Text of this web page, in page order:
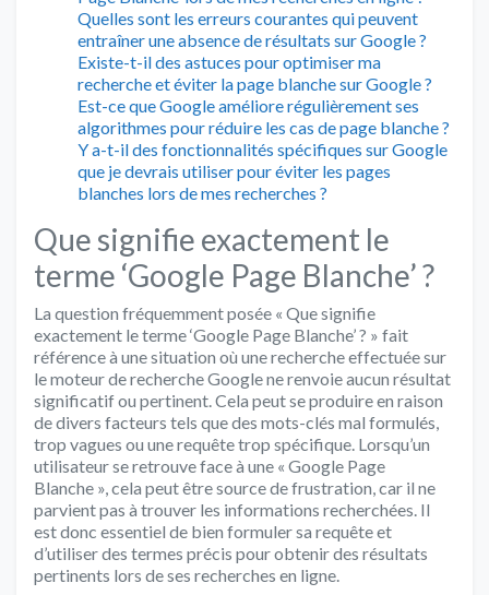
Quelles sont les erreurs courantes qui peuvent
entraîner une absence de résultats sur Google ?
Existe-t-il des astuces pour optimiser ma
recherche et éviter la page blanche sur Google ?
Est-ce que Google améliore régulièrement ses
algorithmes pour réduire les cas de page blanche ?
Y a-t-il des fonctionnalités spécifiques sur Google
que je devrais utiliser pour éviter les pages
blanches lors de mes recherches ?
Que signifie exactement le
terme ‘Google Page Blanche’ ?
La question fréquemment posée « Que signifie
exactement le terme ‘Google Page Blanche’ ? » fait
référence à une situation où une recherche effectuée sur
le moteur de recherche Google ne renvoie aucun résultat
significatif ou pertinent. Cela peut se produire en raison
de divers facteurs tels que des mots-clés mal formulés,
trop vagues ou une requête trop spécifique. Lorsqu’un
utilisateur se retrouve face à une « Google Page
Blanche », cela peut être source de frustration, car il ne
parvient pas à trouver les informations recherchées. Il
est donc essentiel de bien formuler sa requête et
d’utiliser des termes précis pour obtenir des résultats
pertinents lors de ses recherches en ligne.